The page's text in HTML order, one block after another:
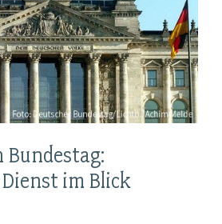
Bundestag:
im Blick